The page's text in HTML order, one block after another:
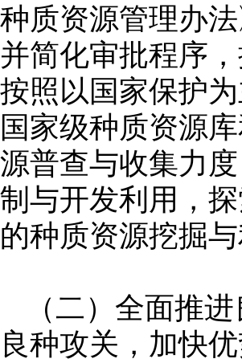
种质资源管理办
并简化审批程序
按照以国家保护
国家级种质资源
源普查与收集力
制与开发利用，
的种质资源挖掘
（二）全面推
良种攻关，加快